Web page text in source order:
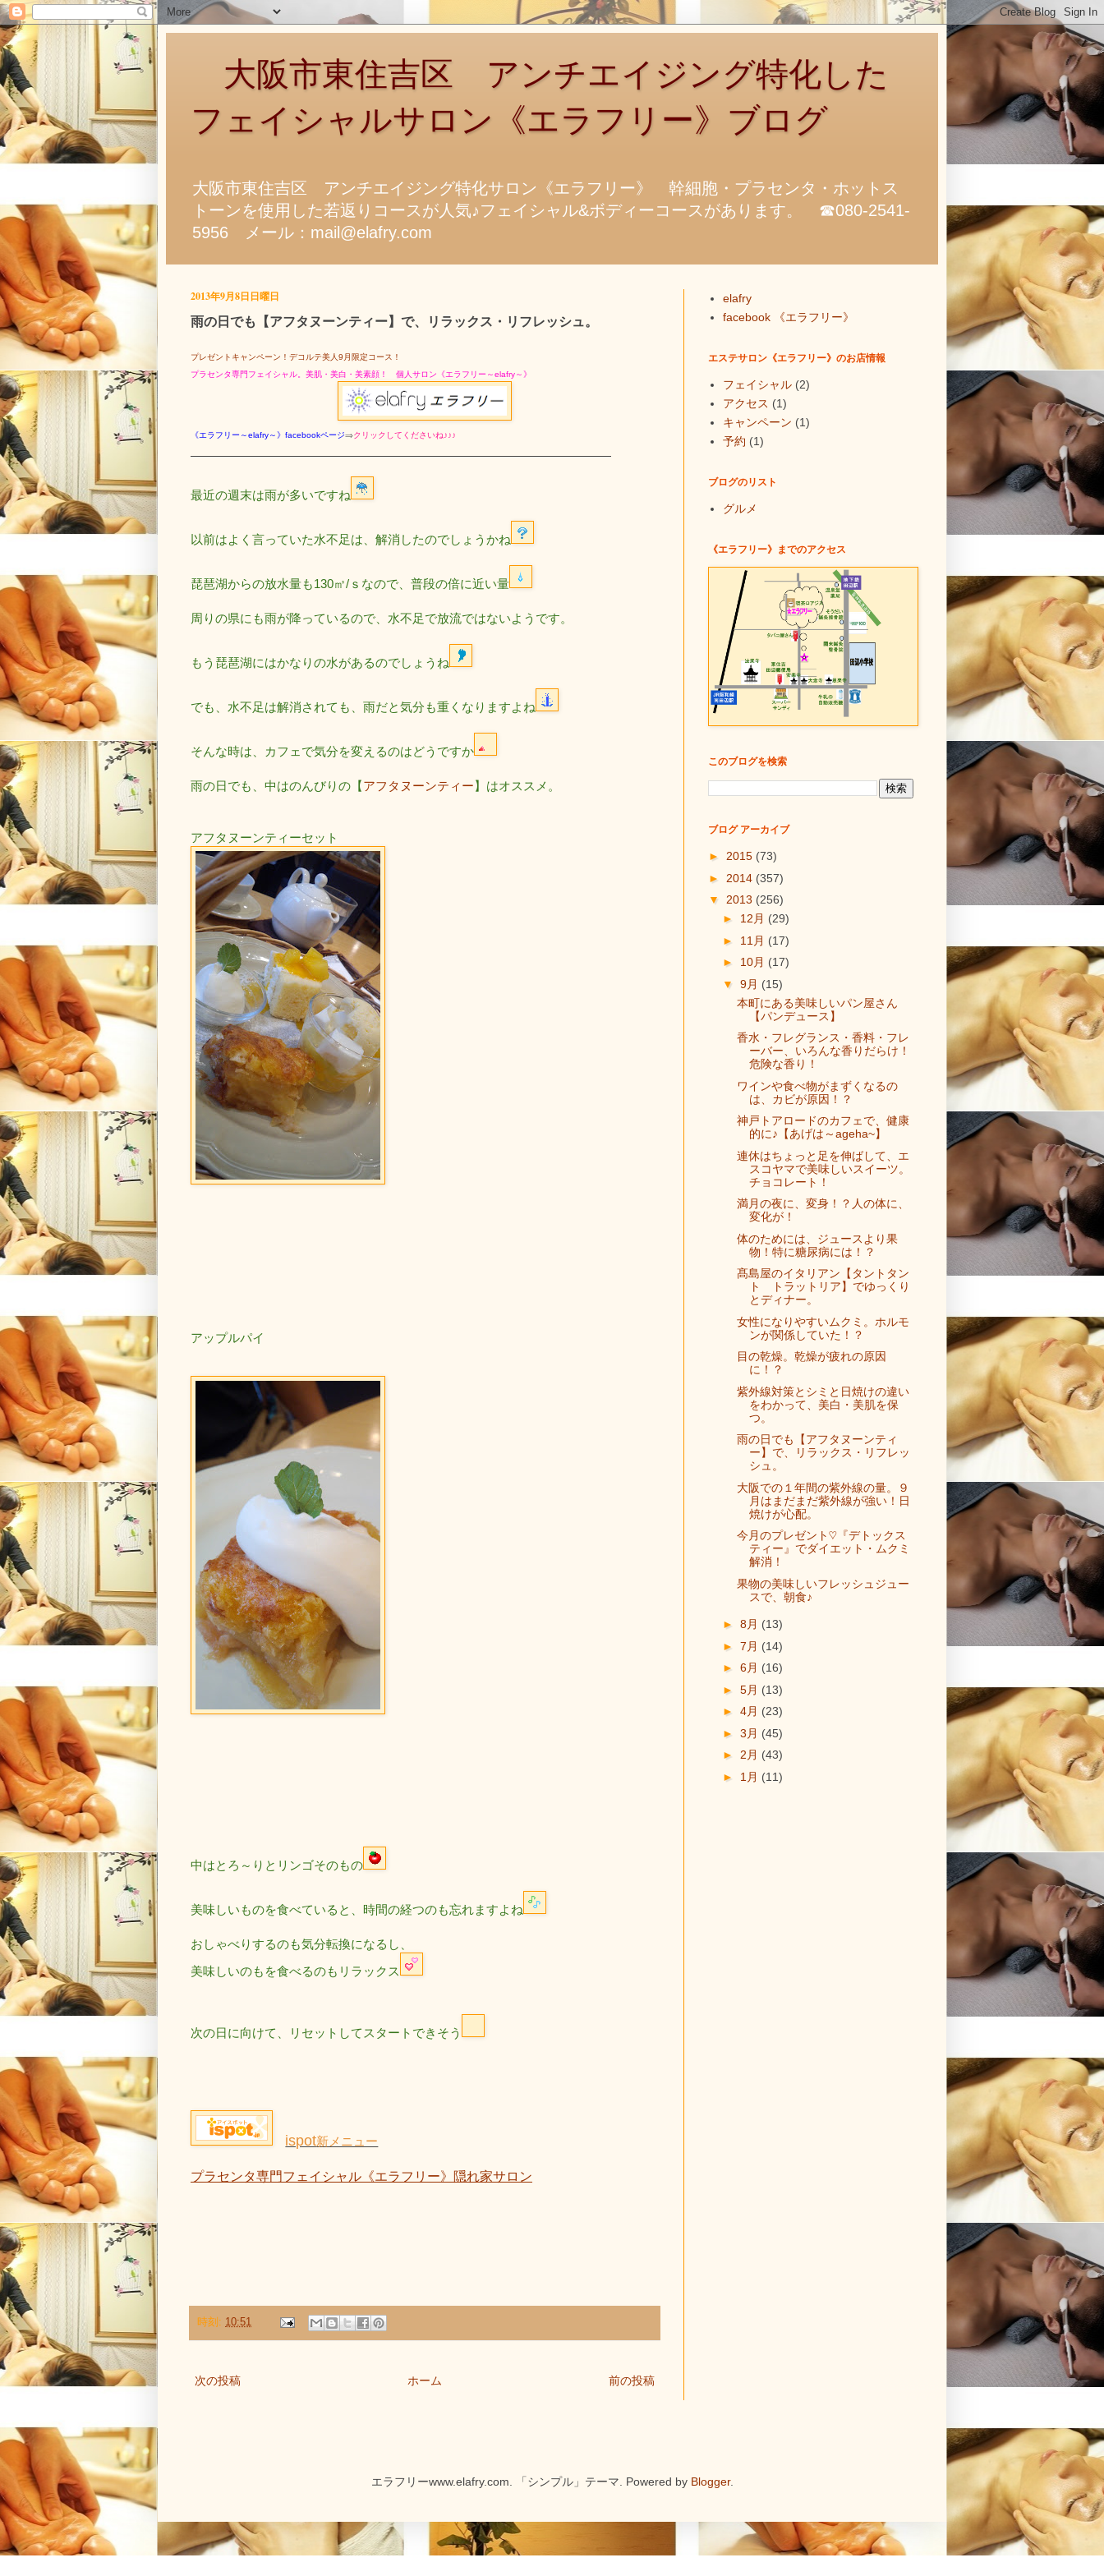
大阪市東住吉区 アンチエイジング特化した
フェイシャルサロン《エラフリー》ブログ
大阪市東住吉区 アンチエイジング特化サロン《エラフリー》 幹細胞・プラセンタ・ホットス
トーンを使用した若返りコースが人気♪フェイシャル&ボディーコースがあります。 ☎080-2541-
5956 メール：mail@elafry.com
2013年9月8日日曜日
雨の日でも【アフタヌーンティー】で、リラックス・リフレッシュ。
プレゼントキャンペーン！デコルテ美人9月限定コース！
プラセンタ専門フェイシャル。美肌・美白・美素顔！ 個人サロン 《エラフリー～elafry～》
《エラフリー ～elafry～》facebookページ⇒クリックしてくださいね♪♪♪
最近の週末は雨が多いですね
以前はよく言っていた水不足は、解消したのでしょうかね
琵琶湖からの放水量も130㎥/ｓなので、普段の倍に近い量
周りの県にも雨が降っているので、水不足で放流ではないようです。
もう琵琶湖にはかなりの水があるのでしょうね
でも、水不足は解消されても、雨だと気分も重くなりますよね
そんな時は、カフェで気分を変えるのはどうですか
雨の日でも、中はのんびりの【アフタヌーンティー】はオススメ。
アフタヌーンティーセット
アップルパイ
中はとろ～りとリンゴそのもの
美味しいものを食べていると、時間の経つのも忘れますよね
おしゃべりするのも気分転換になるし、
美味しいのもを食べるのもリラックス
次の日に向けて、リセットしてスタートできそう
ispot新メニュー
プラセンタ専門フェイシャル《エラフリー》隠れ家サロン
時刻: 10:51
次の投稿 前の投稿
ホーム
elafry
facebook 《エラフリー》
エステサロン《エラフリー》のお店情報
フェイシャル (2)
アクセス (1)
キャンペーン (1)
予約 (1)
ブログのリスト
グルメ
《エラフリー》までのアクセス
このブログを検索
ブログ アーカイブ
► 2015 (73)
► 2014 (357)
▼ 2013 (256)
► 12月 (29)
► 11月 (17)
► 10月 (17)
▼ 9月 (15)
本町にある美味しいパン屋さん
【パンデュース】
香水・フレグランス・香料・フレ
ーバー、いろんな香りだらけ！
危険な香り！
ワインや食べ物がまずくなるの
は、カビが原因！？
神戸トアロードのカフェで、健康
的に♪【あげは～ageha~】
連休はちょっと足を伸ばして、エ
スコヤマで美味しいスイーツ。
チョコレート！
満月の夜に、変身！？人の体に、
変化が！
体のためには、ジュースより果
物！特に糖尿病には！？
髙島屋のイタリアン【タントタン
ト トラットリア】でゆっくり
とディナー。
女性になりやすいムクミ。ホルモ
ンが関係していた！？
目の乾燥。乾燥が疲れの原因
に！？
紫外線対策とシミと日焼けの違い
をわかって、美白・美肌を保
つ。
雨の日でも【アフタヌーンティ
ー】で、リラックス・リフレッ
シュ。
大阪での１年間の紫外線の量。９
月はまだまだ紫外線が強い！日
焼けが心配。
今月のプレゼント♡『デトックス
ティー』でダイエット・ムクミ
解消！
果物の美味しいフレッシュジュー
スで、朝食♪
► 8月 (13)
► 7月 (14)
► 6月 (16)
► 5月 (13)
► 4月 (23)
► 3月 (45)
► 2月 (43)
► 1月 (11)
エラフリーwww.elafry.com. 「シンプル」テーマ. Powered by Blogger.